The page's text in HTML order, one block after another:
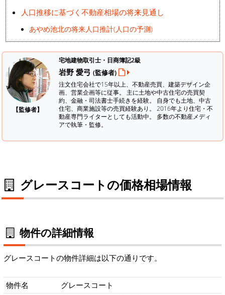
人口推移に基づく不動産相場の将来見通し
あやめ池北の将来人口推計(人口の予測)
【監修者】
宅地建物取引士・日商簿記2級
岩野 愛弓 (監修者)
注文住宅会社で15年以上、不動産売買、建築デザイン企
画、営業企画等に従事。 主に土地や中古住宅の売買契
約、金融・司法書士手続きを経験。 自身でも土地、中古
住宅、商業施設等の売買経験あり。 2016年より住宅・不
動産専門ライターとしても活動中。 多数の不動産メディ
アで執筆・監修。
グレースコートの価格相場情報
物件の詳細情報
グレースコートの物件詳細は以下の通りです。
物件名
グレースコート